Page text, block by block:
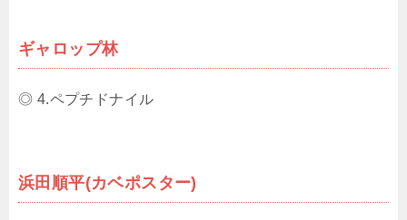
ギャロップ林
◎ 4.ペプチドナイル
浜田順平(カベポスター)